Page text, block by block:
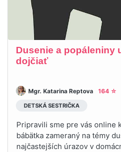
Dusenie a popáleniny
dojčiať
Mgr. Katarina Reptova 164 ☆
DETSKÁ SESTRIČKA
Pripravili sme pre vás online
bábätka zameraný na témy
najčastejších úrazov v